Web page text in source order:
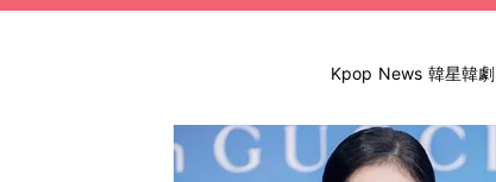
Kpop News 韓星韓劇